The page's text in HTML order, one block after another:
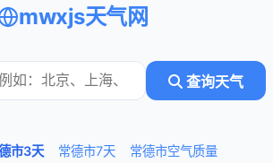
mwxjs天气网
查询天气
市3天 常德市7天
常德市空气质量